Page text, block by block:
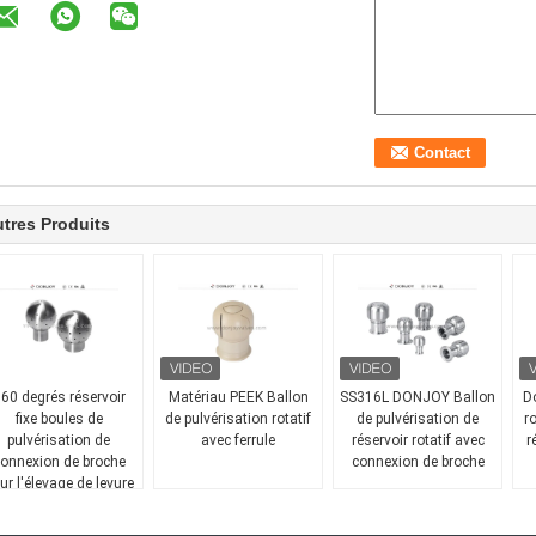
Produits
degrés réservoir
fixe boules de
pulvérisation de
de broche
l'élevage de levure
Matériau PEEK Ballon
de pulvérisation rotatif
avec ferrule
SS316L DONJOY Ballon
de pulvérisation de
réservoir rotatif avec
connexion de broche